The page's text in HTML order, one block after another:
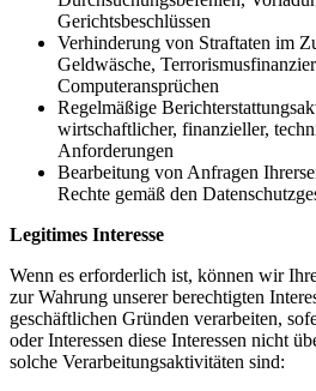
Gerichtsbeschlüssen
Verhinderung von Straftaten im
Geldwäsche,
Computeransprüchen
Regelmäßige
wirtschaftlicher, finanzieller,
Anforderungen
Bearbeitung von Anfragen
Rechte gemäß den
Legitimes Interesse
Wenn es erforderlich ist, können wir
zur Wahrung unserer berechtigten
geschäftlichen Gründen verarbeiten,
oder Interessen diese Interessen nicht
solche Verarbeitungsaktivitäten sind: